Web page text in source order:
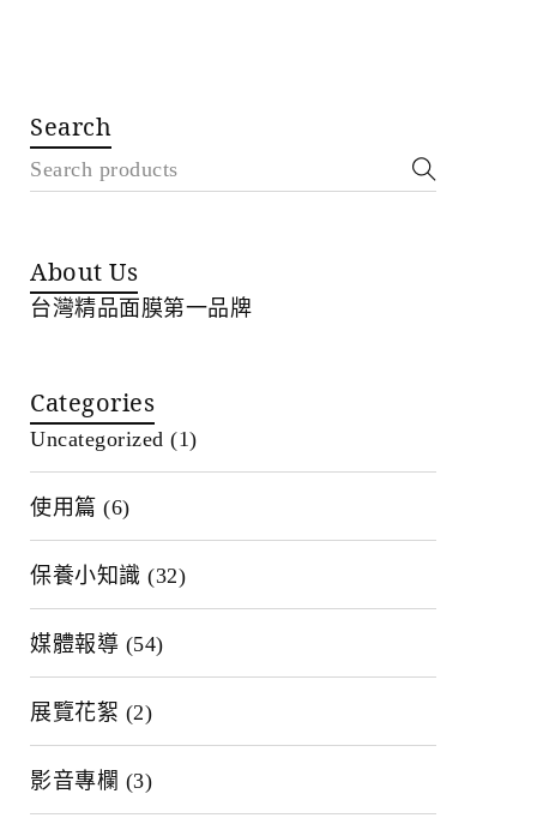
Search
About Us
台灣精品面膜第一品牌
Categories
Uncategorized (1)
使用篇 (6)
保養小知識 (32)
媒體報導 (54)
展覽花絮 (2)
影音專欄 (3)